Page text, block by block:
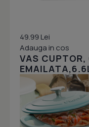
49.99 Lei
Adauga in cos
VAS